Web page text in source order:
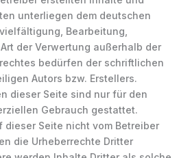
unterliegen dem deutschen
Bearbeitung,
der Verwertung außerhalb der
bedürfen der schriftlichen
Autors bzw. Erstellers.
dieser Seite sind nur für den
Gebrauch gestattet.
dieser Seite nicht vom Betreiber
die Urheberrechte Dritter